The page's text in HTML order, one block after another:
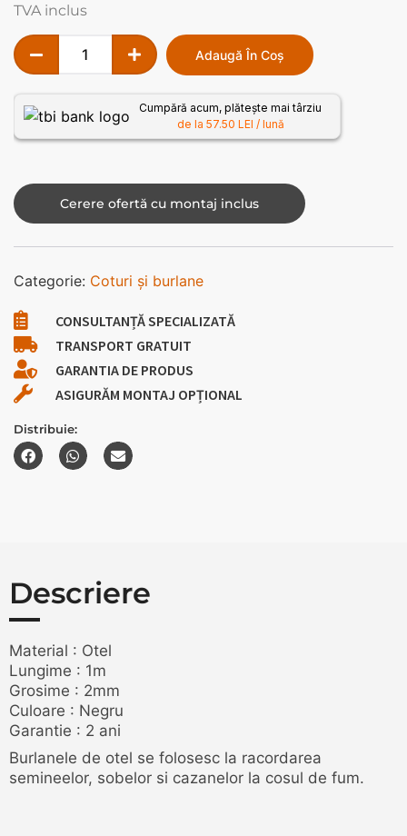
TVA inclus
Adaugă În Coș
Cumpără acum, plătește mai târziu
de la 57.50 LEI / lună
Cerere ofertă cu montaj inclus
Categorie: Coturi și burlane
CONSULTANȚĂ SPECIALIZATĂ
TRANSPORT GRATUIT
GARANTIA DE PRODUS
ASIGURĂM MONTAJ OPȚIONAL
Distribuie:
Descriere
Material : Otel
Lungime : 1m
Grosime : 2mm
Culoare : Negru
Garantie : 2 ani
Burlanele de otel se folosesc la racordarea
semineelor, sobelor si cazanelor la cosul de fum.